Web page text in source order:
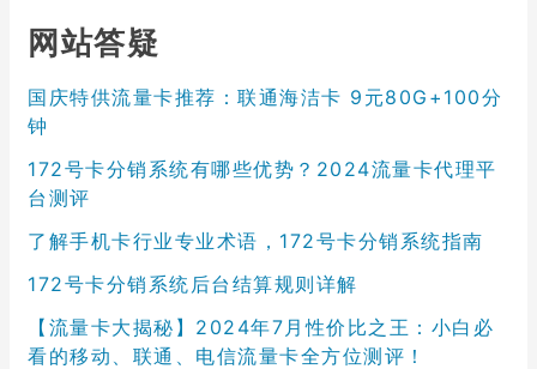
网站答疑
国庆特供流量卡推荐：联通海洁卡 9元80G+100分
钟
172号卡分销系统有哪些优势？2024流量卡代理平
台测评
了解手机卡行业专业术语，172号卡分销系统指南
172号卡分销系统后台结算规则详解
【流量卡大揭秘】2024年7月性价比之王：小白必
看的移动、联通、电信流量卡全方位测评！